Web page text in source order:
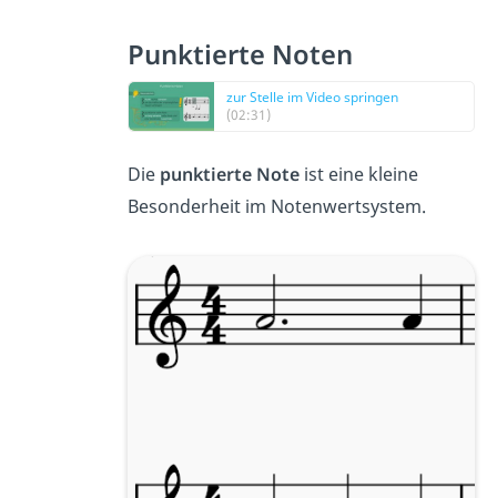
Punktierte Noten
zur Stelle im Video springen
(02:31)
Die punktierte Note ist eine kleine
Besonderheit im Notenwertsystem.